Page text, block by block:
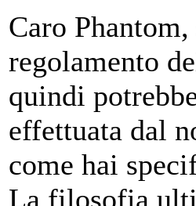
Caro
regolamento
quindi
effettuata dal
come hai
La filosofia